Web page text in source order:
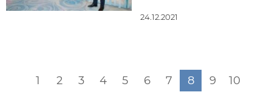
24.12.2021
1 2 3 4 5 6 7 8 9
10